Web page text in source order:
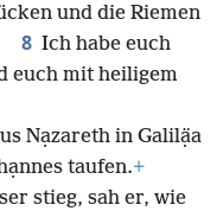
und die Riemen
8 Ich habe euch
euch mit heiligem
Nạzareth in Galilạ̈a
taufen.+
stieg, sah er, wie